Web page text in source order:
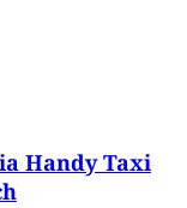
Handy Taxi